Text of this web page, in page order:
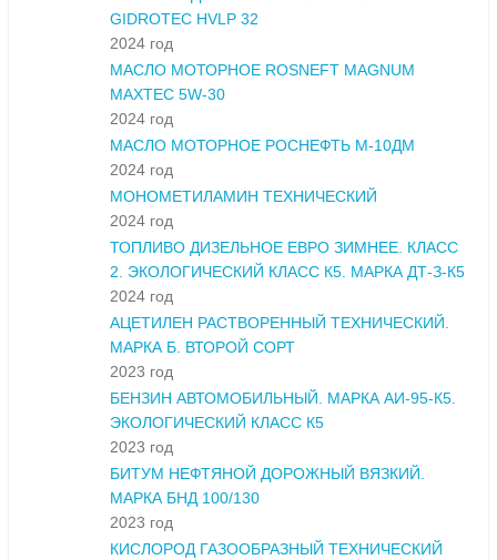
GIDROTEC HVLP 32
2024 год
МАСЛО МОТОРНОЕ ROSNEFT MAGNUM
MAXTEC 5W-30
2024 год
МАСЛО МОТОРНОЕ РОСНЕФТЬ М-10ДМ
2024 год
МОНОМЕТИЛАМИН ТЕХНИЧЕСКИЙ
2024 год
ТОПЛИВО ДИЗЕЛЬНОЕ ЕВРО ЗИМНЕЕ. КЛАСС
2. ЭКОЛОГИЧЕСКИЙ КЛАСС К5. МАРКА ДТ-З-К5
2024 год
АЦЕТИЛЕН РАСТВОРЕННЫЙ ТЕХНИЧЕСКИЙ.
МАРКА Б. ВТОРОЙ СОРТ
2023 год
БЕНЗИН АВТОМОБИЛЬНЫЙ. МАРКА АИ-95-К5.
ЭКОЛОГИЧЕСКИЙ КЛАСС К5
2023 год
БИТУМ НЕФТЯНОЙ ДОРОЖНЫЙ ВЯЗКИЙ.
МАРКА БНД 100/130
2023 год
КИСЛОРОД ГАЗООБРАЗНЫЙ ТЕХНИЧЕСКИЙ